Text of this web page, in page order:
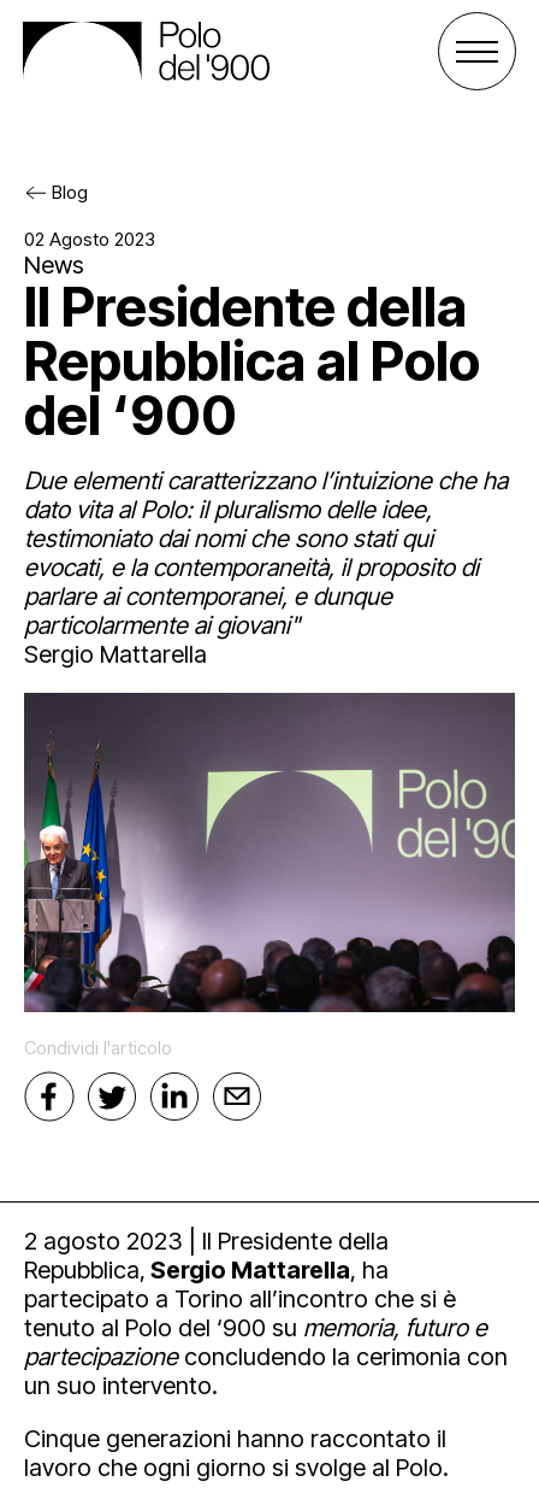
Il Polo del ‘900
Cos’è il Polo
Gli enti
Lo staff
Gli spazi
Palazzo San Celso
Palazzo San Daniele
Affitta uno spazio
Attività
Progetti
Archivio e biblioteca
Educational
Esposizioni
Sostienici
Sostieni il Polo
Art Bonus
Partnership e sponsorship
Agenda
Mediahub
Multimedia
Blog
Orari e contatti
Newsletter
Blog
02 Agosto 2023
News
Il Presidente della
Repubblica al Polo
del ‘900
Due elementi caratterizzano l’intuizione che ha
dato vita al Polo: il pluralismo delle idee,
testimoniato dai nomi che sono stati qui
evocati, e la contemporaneità, il proposito di
parlare ai contemporanei, e dunque
particolarmente ai giovani"
Sergio Mattarella
Condividi l'articolo
2 agosto 2023 | Il Presidente della
Repubblica, Sergio Mattarella, ha
partecipato a Torino all’incontro che si è
tenuto al Polo del ‘900 su memoria, futuro e
partecipazioneconcludendo la cerimonia con
un suo intervento.
Cinque generazioni hanno raccontato il
lavoro che ogni giorno si svolge al Polo.